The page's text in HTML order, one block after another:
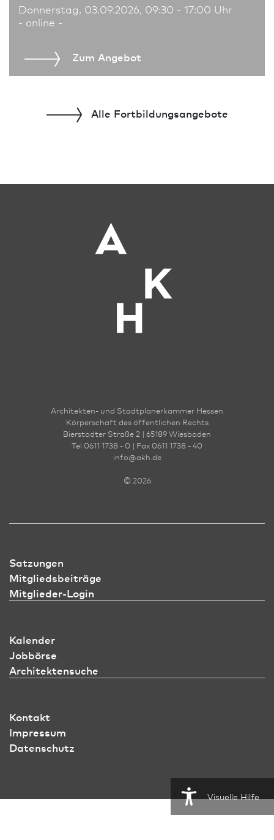
Donnerstag, 03.09.2026, 09:30 - 17:00 Uhr
- online -
Zum An­ge­bot
Alle Fort­bildungs­angebote
Visuelle Hilfe
Architekten- und Stadt­planer­kammer Hessen
Körperschaft des öffentlichen Rechts
Bierstadter Straße 2 | 65189 Wies­ba­den
Tel 0611 1738 - 0 | Fax 0611 1738 - 40
info@akh.de
© 2026
Satzungen
Mitgliedsbeiträge
Mitglieder-Login
Kalender
Jobbörse
Architektensuche
Kontakt
Impressum
Datenschutz